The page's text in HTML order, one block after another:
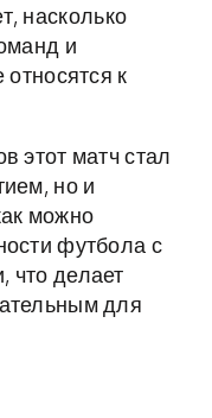
насколько
и
относятся к
этот матч стал
но и
можно
футбола с
что делает
для